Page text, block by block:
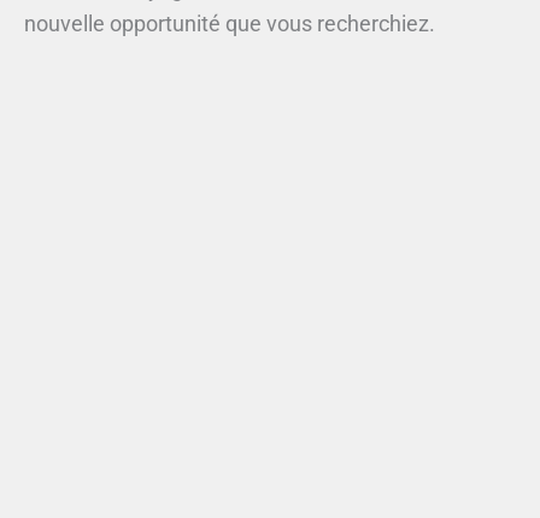
nouvelle opportunité que vous recherchiez.